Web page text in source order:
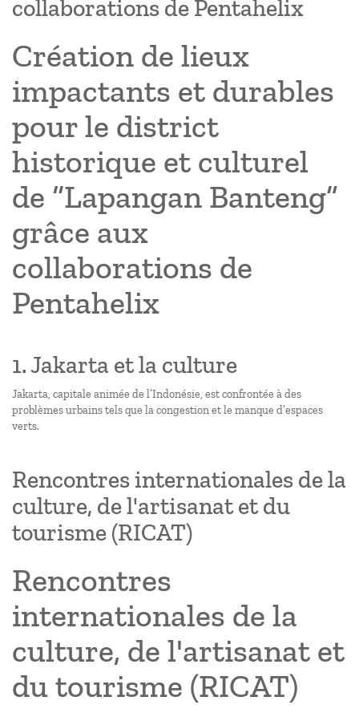
collaborations de Pentahelix
Création de lieux
impactants et durables
pour le district
historique et culturel
de “Lapangan Banteng”
grâce aux
collaborations de
Pentahelix
1. Jakarta et la culture
Jakarta, capitale animée de l’Indonésie, est confrontée à des
problèmes urbains tels que la congestion et le manque d’espaces
verts.
Rencontres internationales de la
culture, de l'artisanat et du
tourisme (RICAT)
Rencontres
internationales de la
culture, de l'artisanat et
du tourisme (RICAT)